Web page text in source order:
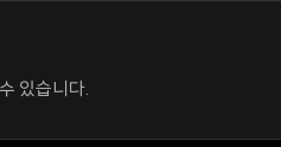
있습니다.